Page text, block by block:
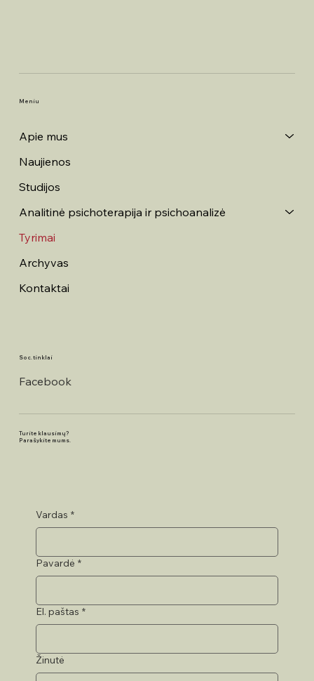
Meniu
Apie mus
Naujienos
Studijos
Analitinė psichoterapija ir psichoanalizė
Tyrimai
Archyvas
Kontaktai
Soc. tinklai
Facebook
Turite klausimų?
Parašykite mums.
Vardas *
Pavardė *
El. paštas *
Žinutė